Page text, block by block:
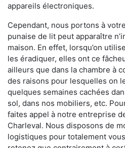
appareils électroniques.
Cependant, nous portons à
punaise de lit peut apparaître
maison. En effet, lorsqu’on
les éradiquer, elles ont ce
ailleurs que dans la chambre à
des raisons pour lesquelles on
quelques semaines cachées
sol, dans nos mobiliers, etc.
faites appel à notre entreprise
Charleval. Nous disposons de
logistiques pour totalement